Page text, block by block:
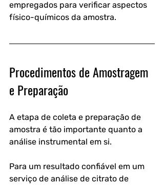
empregados para verificar aspectos
físico-químicos da amostra.
Procedimentos de Amostragem
e Preparação
A etapa de coleta e preparação de
amostra é tão importante quanto a
análise instrumental em si.
Para um resultado confiável em um
serviço de análise de citrato de